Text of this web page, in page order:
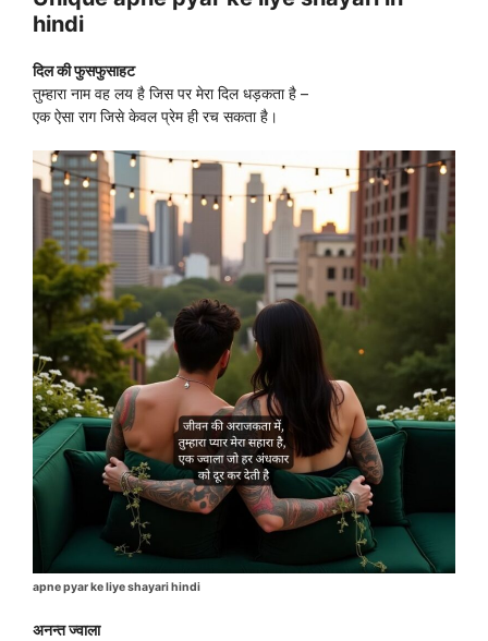
hindi
दिल की फुसफुसाहट
तुम्हारा नाम वह लय है जिस पर मेरा दिल धड़कता है –
एक ऐसा राग जिसे केवल प्रेम ही रच सकता है।
apne pyar ke liye shayari hindi
अनन्त ज्वाला